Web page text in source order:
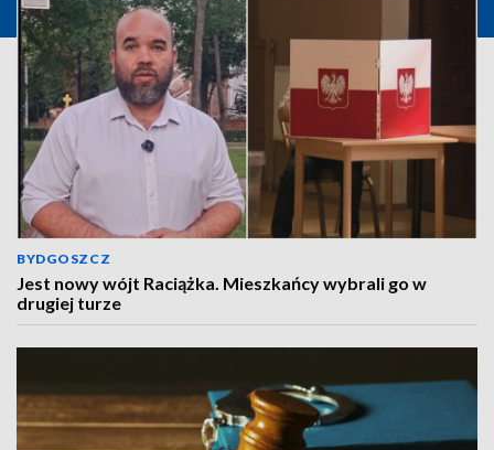
BYDGOSZCZ
Jest nowy wójt Raciążka. Mieszkańcy wybrali go w
drugiej turze